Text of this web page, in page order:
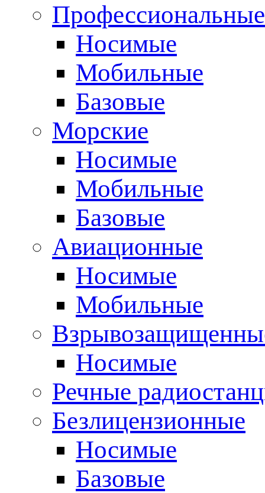
Носимые
Мобильные
Базовые
Морские
Носимые
Мобильные
Базовые
Авиационные
Носимые
Мобильные
Носимые
Речные
Безлицензионные
Носимые
Базовые